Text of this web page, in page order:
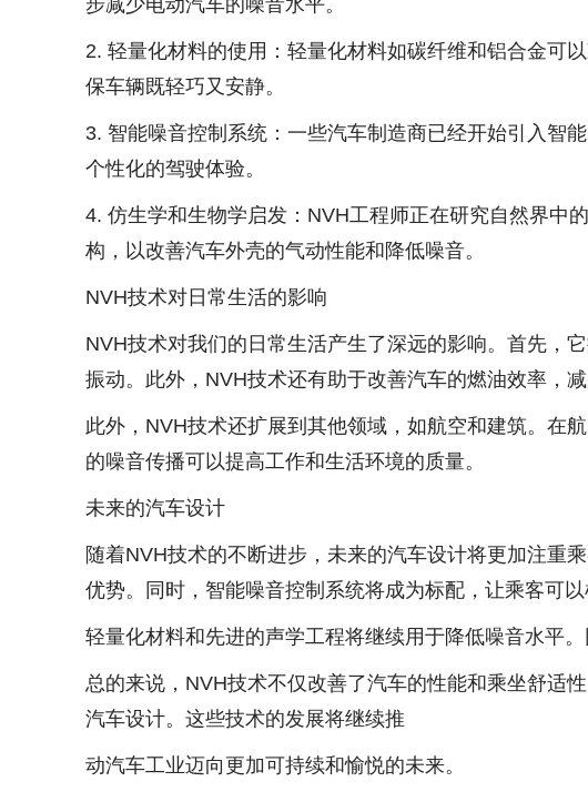
步减少电动汽车的噪音水平。
2. 轻量化材料的使用：轻量化材料如碳纤维和铝合金可
保车辆既轻巧又安静。
3. 智能噪音控制系统：一些汽车制造商已经开始引入智
个性化的驾驶体验。
4. 仿生学和生物学启发：NVH工程师正在研究自然界中
构，以改善汽车外壳的气动性能和降低噪音。
NVH技术对日常生活的影响
NVH技术对我们的日常生活产生了深远的影响。首先，
振动。此外，NVH技术还有助于改善汽车的燃油效率，
此外，NVH技术还扩展到其他领域，如航空和建筑。在
的噪音传播可以提高工作和生活环境的质量。
未来的汽车设计
随着NVH技术的不断进步，未来的汽车设计将更加注重
优势。同时，智能噪音控制系统将成为标配，让乘客可以
轻量化材料和先进的声学工程将继续用于降低噪音水平
总的来说，NVH技术不仅改善了汽车的性能和乘坐舒适
汽车设计。这些技术的发展将继续推
动汽车工业迈向更加可持续和愉悦的未来。